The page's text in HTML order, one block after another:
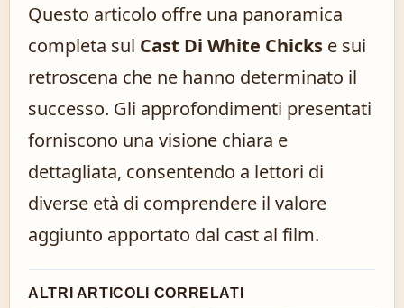
Questo articolo offre una panoramica
completa sul Cast Di White Chicks e sui
retroscena che ne hanno determinato il
successo. Gli approfondimenti presentati
forniscono una visione chiara e
dettagliata, consentendo a lettori di
diverse età di comprendere il valore
aggiunto apportato dal cast al film.
ALTRI ARTICOLI CORRELATI